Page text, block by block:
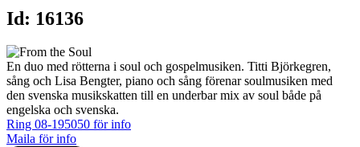
Id: 16136
En duo med rötterna i soul och gospelmusiken. Titti Björkegren,
sång och Lisa Bengter, piano och sång förenar soulmusiken med
den svenska musikskatten till en underbar mix av soul både på
engelska och svenska.
Ring 08-195050 för info
Maila för info